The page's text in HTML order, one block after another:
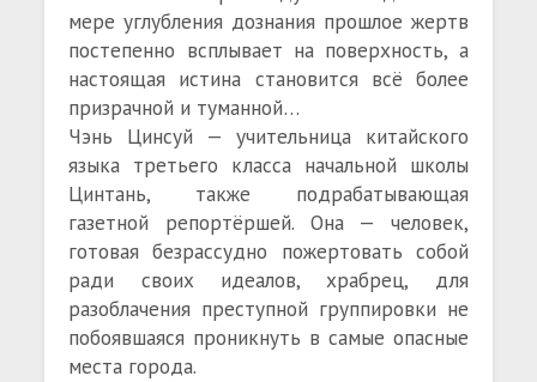
мере углубления дознания прошлое жертв
постепенно всплывает на поверхность, а
настоящая истина становится всё более
призрачной и туманной…
Чэнь Цинсуй — учительница китайского
языка третьего класса начальной школы
Цинтань, также подрабатывающая
газетной репортёршей. Она — человек,
готовая безрассудно пожертовать собой
ради своих идеалов, храбрец, для
разоблачения преступной группировки не
побоявшаяся проникнуть в самые опасные
места города.